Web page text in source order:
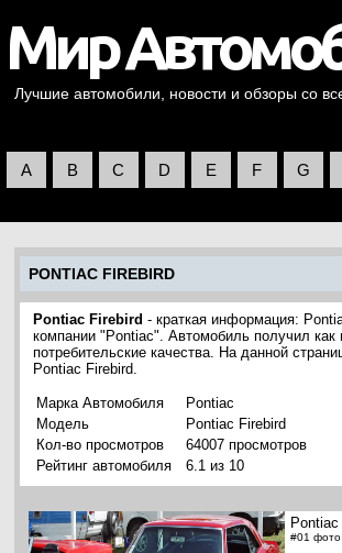
Лучшие автомобили, новости и обзоры со
A B C D E F G
PONTIAC FIREBIRD
Pontiac Firebird - краткая информация:
компании "Pontiac". Автомобиль получил как
потребительские качества. На данной
Pontiac Firebird.
Марка Автомобиля
Pontiac
Модель
Pontiac Firebird
Кол-во просмотров
64007 просмотров
Рейтинг автомобиля
6.1 из 10
Pontiac
#01 фото